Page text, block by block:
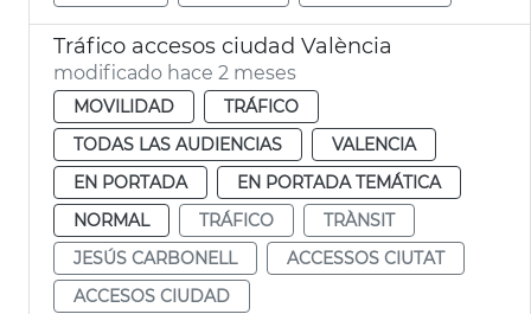
Tráfico accesos ciudad València
modificado hace 2 meses
MOVILIDAD
TRÁFICO
TODAS LAS AUDIENCIAS
VALENCIA
EN PORTADA
EN PORTADA TEMÁTICA
NORMAL
TRÁFICO
TRÀNSIT
JESÚS CARBONELL
ACCESSOS CIUTAT
ACCESOS CIUDAD